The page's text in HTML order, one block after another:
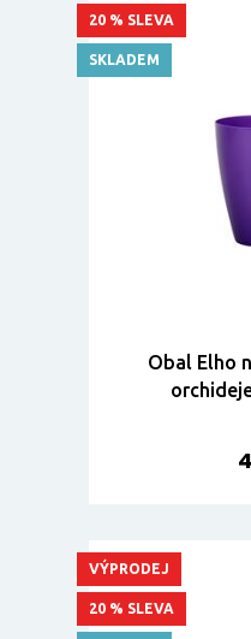
Obal Elho
20 % SLEVA
SKLADEM
VÝPRODEJ
20 % SLEVA